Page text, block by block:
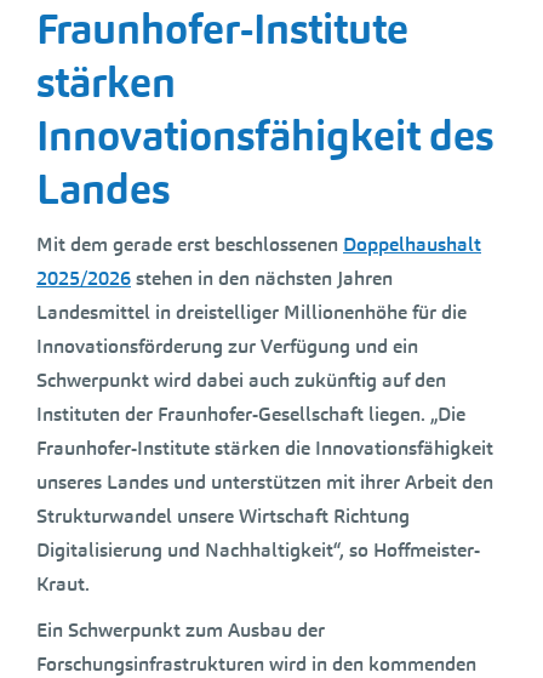
Fraunhofer-Institute
stärken
Innovationsfähigkeit des
Landes
Mit dem gerade erst beschlossenen Doppelhaushalt
2025/2026stehen in den nächsten Jahren
Landesmittel in dreistelliger Millionenhöhe für die
Innovationsförderung zur Verfügung und ein
Schwerpunkt wird dabei auch zukünftig auf den
Instituten der Fraunhofer-Gesellschaft liegen. „Die
Fraunhofer-Institute stärken die Innovationsfähigkeit
unseres Landes und unterstützen mit ihrer Arbeit den
Strukturwandel unsere Wirtschaft Richtung
Digitalisierung und Nachhaltigkeit“, so Hoffmeister-
Kraut.
Ein Schwerpunkt zum Ausbau der
Forschungsinfrastrukturen wird in den kommenden